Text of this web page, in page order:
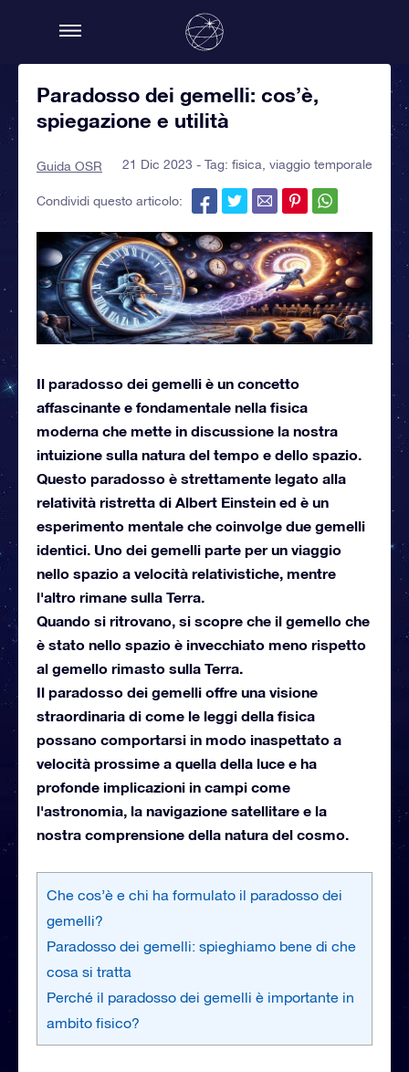
Paradosso dei gemelli: cos’è,
spiegazione e utilità
Guida OSR 21 Dic 2023 - Tag: fisica viaggio temporale
Condividi questo articolo:
Il paradosso dei gemelli è un concetto
affascinante e fondamentale nella fisica
moderna che mette in discussione la nostra
intuizione sulla natura del tempo e dello spazio.
Questo paradosso è strettamente legato alla
relatività ristretta di Albert Einstein ed è un
esperimento mentale che coinvolge due gemelli
identici. Uno dei gemelli parte per un viaggio
nello spazio a velocità relativistiche, mentre
l'altro rimane sulla Terra.
Quando si ritrovano, si scopre che il gemello che
è stato nello spazio è invecchiato meno rispetto
al gemello rimasto sulla Terra.
Il paradosso dei gemelli offre una visione
straordinaria di come le leggi della fisica
possano comportarsi in modo inaspettato a
velocità prossime a quella della luce e ha
profonde implicazioni in campi come
l'astronomia, la navigazione satellitare e la
nostra comprensione della natura del cosmo.
Che cos’è e chi ha formulato il paradosso dei
gemelli?
Paradosso dei gemelli: spieghiamo bene di che
cosa si tratta
Perché il paradosso dei gemelli è importante in
ambito fisico?